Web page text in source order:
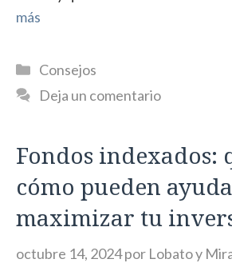
más
Categorías
Consejos
Deja un comentario
Fondos indexados:
cómo pueden
maximizar tu
octubre 14, 2024por Lobato y